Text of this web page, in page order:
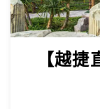
【越